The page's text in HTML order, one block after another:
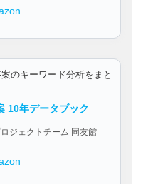
のキーワード分析をまと
10年データブック
ジェクトチーム 同友館